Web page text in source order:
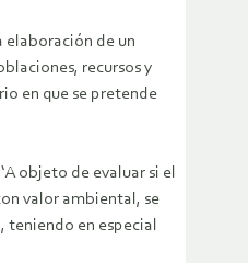
elaboración de un
recursos y
en que se pretende
objeto de evaluar si el
valor ambiental, se
en especial